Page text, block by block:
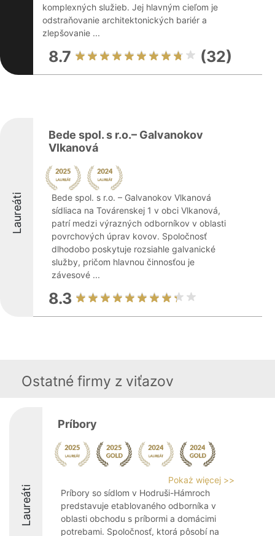
komplexných služieb. Jej hlavným cieľom je
odstraňovanie architektonických bariér a
zlepšovanie ...
8.7 (32)
Laureáti
Bede spol. s r.o.– Galvanokov
Vlkanová
Bede spol. s r.o. – Galvanokov Vlkanová
sídliaca na Továrenskej 1 v obci Vlkanová,
patrí medzi výrazných odborníkov v oblasti
povrchových úprav kovov. Spoločnosť
dlhodobo poskytuje rozsiahle galvanické
služby, pričom hlavnou činnosťou je
závesové ...
8.3
Ostatné firmy z viťazov
Laureáti
Príbory
Pokaż więcej >>
Príbory so sídlom v Hodruši-Hámroch
predstavuje etablovaného odborníka v
oblasti obchodu s príbormi a domácimi
potrebami. Spoločnosť, ktorá pôsobí na